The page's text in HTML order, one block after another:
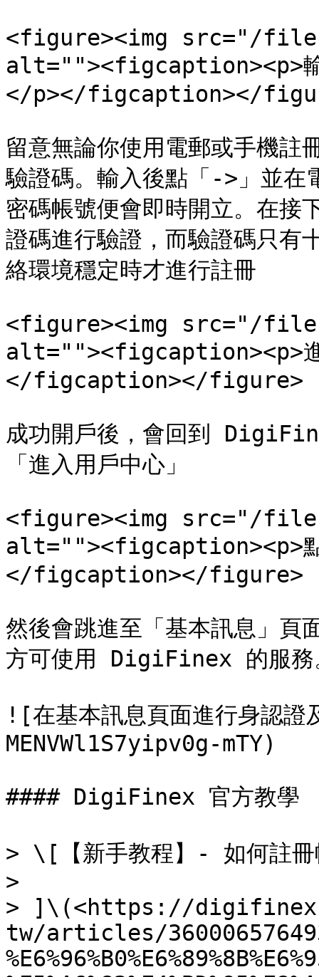
<figure><img src="/files/
alt=""><figcaption><p>輸
</p></figcaption></
留意無論你使用電郵或手機註
驗證碼。輸入後點「->」並在
密碼帳號便會即時開立。在接
證碼進行驗證，而驗證碼只有
絡環境穩定時才進行註冊
<figure><img src="/files/
alt=""><figcaption><p>進
</figcaption></figure>
成功開戶後，會回到
「進入用戶中心」
<figure><img src="/
alt=""><figcaption><p>點
</figcaption></figure>
然後會跳進至「基本訊息」頁
方可使用 DigiFinex 的服務
![在基本訊息頁面進行身
MENVWl1S7yipv0g-mTY)
#### DigiFinex 官方教學
> \[【新手教程】- 如何註冊
>
> ]\(<https://
tw/articles/